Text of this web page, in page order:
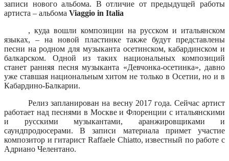
записи нового альбома. В отличие от предыдущей работы
артиста – альбома Viaggio in Italia
, куда вошли композиции на русском и итальянском
языках, – на новой пластинке также будут представлены
песни на родном для музыканта осетинском, кабардинском и
балкарском. Одной из таких национальных композиций
станет ранняя песня музыканта «Девчонка-осетинка», давно
уже ставшая национальным хитом не только в Осетии, но и в
Кабардино-Балкарии.
Релиз запланирован на весну 2017 года. Сейчас артист
работает над песнями в Москве и Флоренции с итальянскими
и русскими музыкантами, аранжировщиками и
саундпродюсерами. В записи материала примет участие
композитор и гитарист Raffaele Chiatto, известный по работе с
Адриано Челентано.